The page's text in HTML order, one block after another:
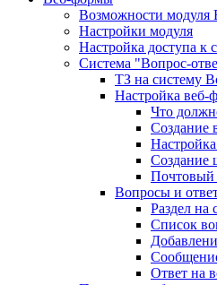
Возможности
Настройки модуля
Настройка доступа к
Система "Вопрос-
ТЗ на систему
Настройка веб-
Что
Создание
Настройка
Создание
Почтовый
Вопросы и
Раздел на
Список
Ответ на